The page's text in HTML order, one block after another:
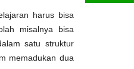
harus bisa
misalnya
bisa
satu struktur
memadukan dua